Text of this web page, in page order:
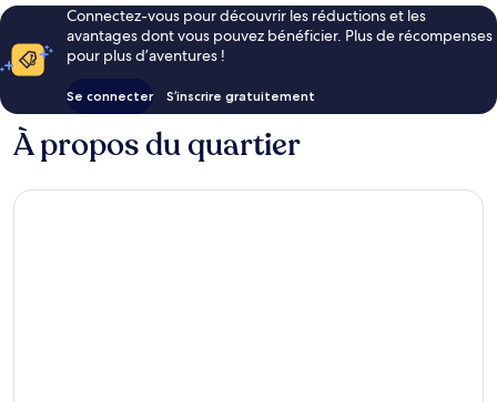
Connectez-vous pour découvrir les réductions et les
avantages dont vous pouvez bénéficier. Plus de récompenses
pour plus d’aventures !
Se connecter S’inscrire gratuitement
À propos du quartier